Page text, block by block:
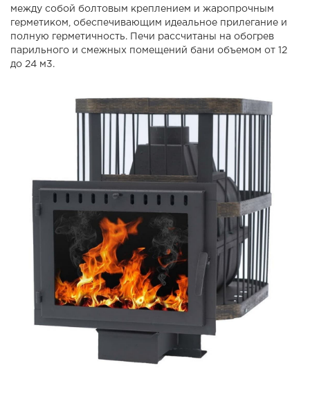
между собой болтовым креплением и жаропрочным
герметиком, обеспечивающим идеальное прилегание и
полную герметичность. Печи рассчитаны на обогрев
парильного и смежных помещений бани объемом от 12
до 24 м3.